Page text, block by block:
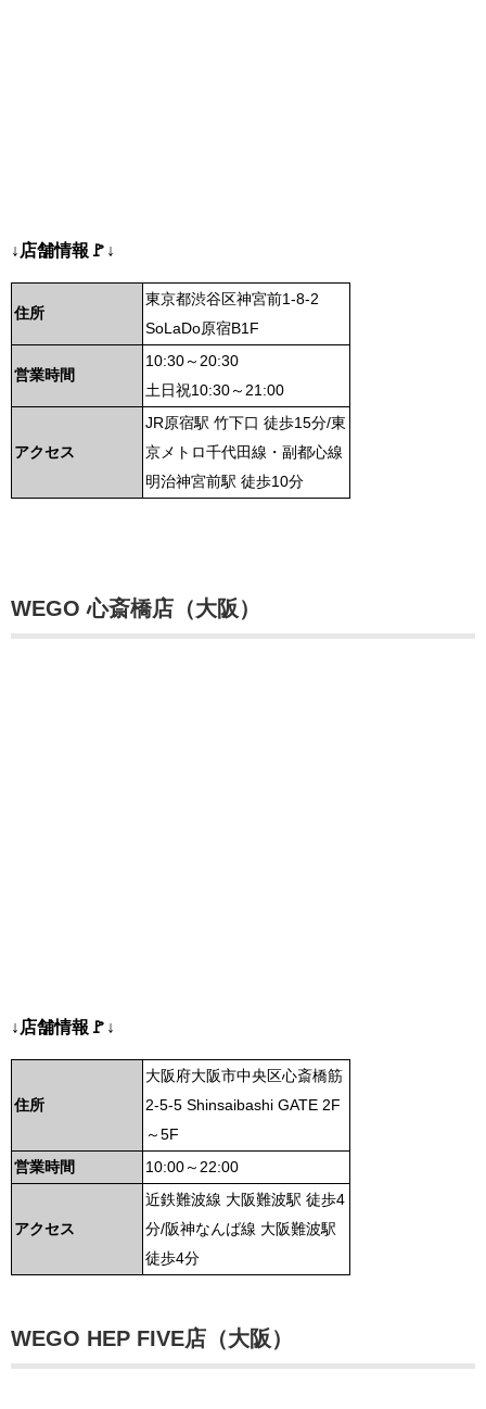
↓店舗情報🚩↓
住所
東京都渋谷区神宮前1-8-2
SoLaDo原宿B1F
営業時間
10:30～20:30
土日祝10:30～21:00
アクセス
JR原宿駅 竹下口 徒歩15分/東
京メトロ千代田線・副都心線
明治神宮前駅 徒歩10分
WEGO 心斎橋店（大阪）
↓店舗情報🚩↓
住所
大阪府大阪市中央区心斎橋筋
2-5-5 Shinsaibashi GATE 2F
～5F
営業時間
10:00～22:00
アクセス
近鉄難波線 大阪難波駅 徒歩4
分/阪神なんば線 大阪難波駅
徒歩4分
WEGO HEP FIVE店（大阪）